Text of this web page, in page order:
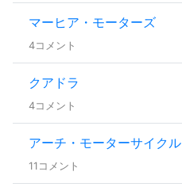
マーヒア・モーターズ
4コメント
クアドラ
4コメント
アーチ・モーターサイクル
11コメント